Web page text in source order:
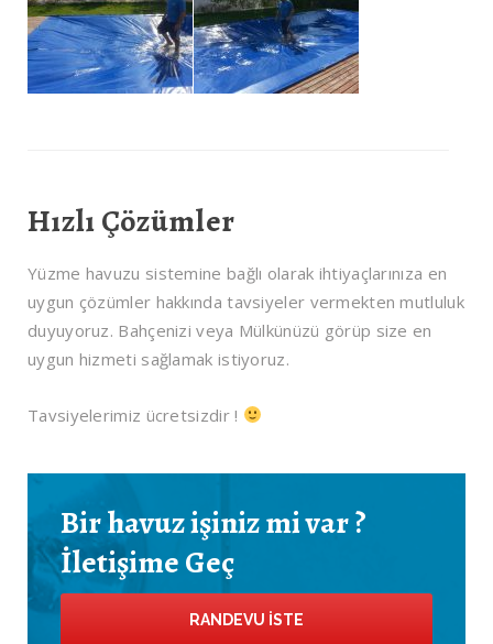
Hızlı Çözümler
Yüzme havuzu sistemine bağlı olarak ihtiyaçlarınıza en
uygun çözümler hakkında tavsiyeler vermekten mutluluk
duyuyoruz. Bahçenizi veya Mülkünüzü görüp size en
uygun hizmeti sağlamak istiyoruz.
Tavsiyelerimiz ücretsizdir !
Bir havuz işiniz mi var ?
İletişime Geç
RANDEVU İSTE